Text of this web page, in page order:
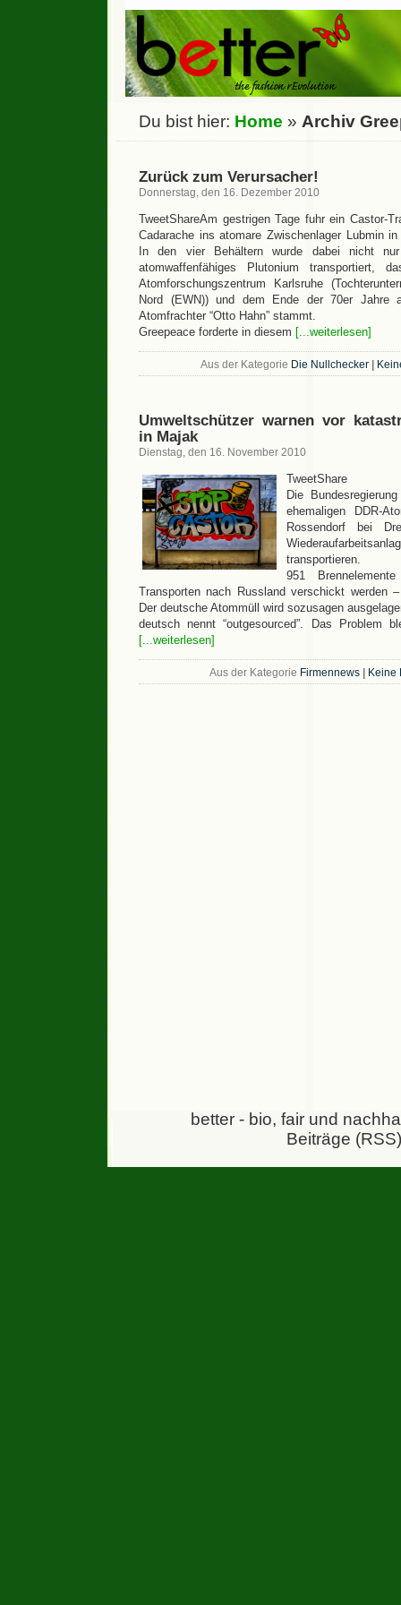
Du bist hier: Home » Archiv
Zurück zum Verursacher!
Donnerstag, den 16. Dezember 2010
TweetShareAm gestrigen Tage fuhr ein Castor-
Cadarache ins atomare Zwischenlager Lubmin in
In den vier Behältern wurde dabei nicht
atomwaffenfähiges Plutonium transportiert,
Atomforschungszentrum Karlsruhe
Nord (EWN)) und dem Ende der 70er Jahre
Atomfrachter “Otto Hahn” stammt.
Greepeace forderte in diesem [...weiterlesen]
Aus der Kategorie Die Nullchecker
Umweltschützer warnen vor
in Majak
Dienstag, den 16. November 2010
TweetShare
Die
ehemaligen DDR-
Rossendorf bei
transportieren.
951
Transporten nach Russland verschickt werden
Der deutsche Atommüll wird sozusagen
deutsch nennt “outgesourced”. Das Problem
[...weiterlesen]
Aus der Kategorie Firmennews Keine
better - bio, fair und
Beiträge (RSS)